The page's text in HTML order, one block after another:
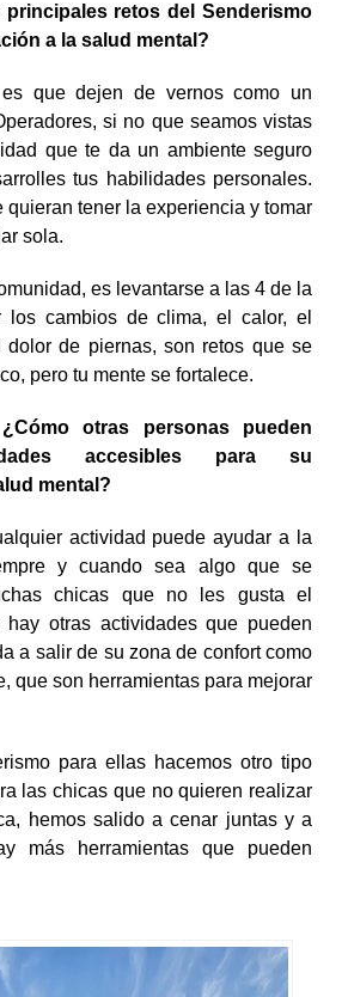
retos del Senderismo
a la salud mental?
que dejen de vernos como un
si no que seamos vistas
que te da un ambiente seguro
tus habilidades personales.
quieran tener la experiencia y tomar
sola.
es levantarse a las 4 de la
los cambios de clima, el calor, el
dolor de piernas, son retos que se
pero tu mente se fortalece.
otras personas pueden
accesibles para su
mental?
actividad puede ayudar a la
y cuando sea algo que se
chicas que no les gusta el
hay otras actividades que pueden
a salir de su zona de confort como
que son herramientas para mejorar
para ellas hacemos otro tipo
las chicas que no quieren realizar
hemos salido a cenar juntas y a
más herramientas que pueden